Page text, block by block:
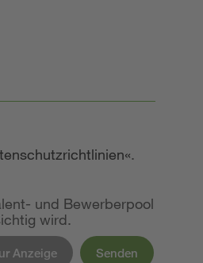
.
und Bewerberpool
wird.
Anzeige Senden